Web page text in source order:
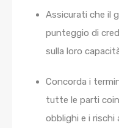
Assicurati che il
punteggio di
sulla loro
Concorda i
tutte le parti
obblighi e i rischi